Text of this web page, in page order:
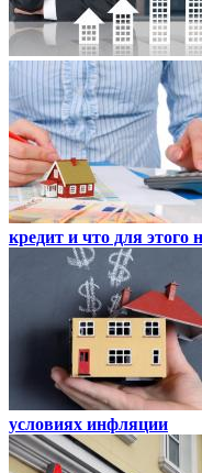
кредит и что для этого
условиях инфляции